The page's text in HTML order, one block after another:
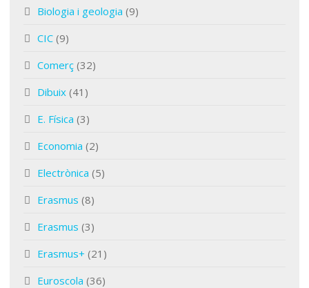
Biologia i geologia (9)
CIC (9)
Comerç (32)
Dibuix (41)
E. Física (3)
Economia (2)
Electrònica (5)
Erasmus (8)
Erasmus (3)
Erasmus+ (21)
Euroscola (36)